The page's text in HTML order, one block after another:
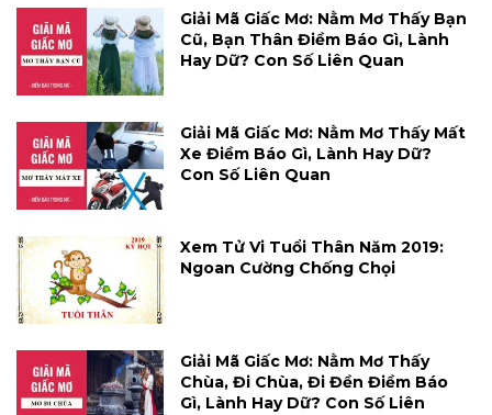
Giải Mã Giấc Mơ: Nằm Mơ Thấy Bạn
Cũ, Bạn Thân Điềm Báo Gì, Lành
Hay Dữ? Con Số Liên Quan
Giải Mã Giấc Mơ: Nằm Mơ Thấy Mất
Xe Điềm Báo Gì, Lành Hay Dữ?
Con Số Liên Quan
Xem Tử Vi Tuổi Thân Năm 2019:
Ngoan Cường Chống Chọi
Giải Mã Giấc Mơ: Nằm Mơ Thấy
Chùa, Đi Chùa, Đi Đền Điềm Báo
Gì, Lành Hay Dữ? Con Số Liên